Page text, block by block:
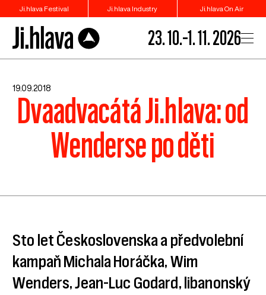
Ji.hlava Festival Ji.hlava Industry Ji.hlava On Air
23. 10.–1. 11. 2026
19.09.2018
Dvaadvacátá Ji.hlava: od
Wenderse po děti
Sto let Československa a předvolební
kampaň Michala Horáčka, Wim
Wenders, Jean-Luc Godard, libanonský